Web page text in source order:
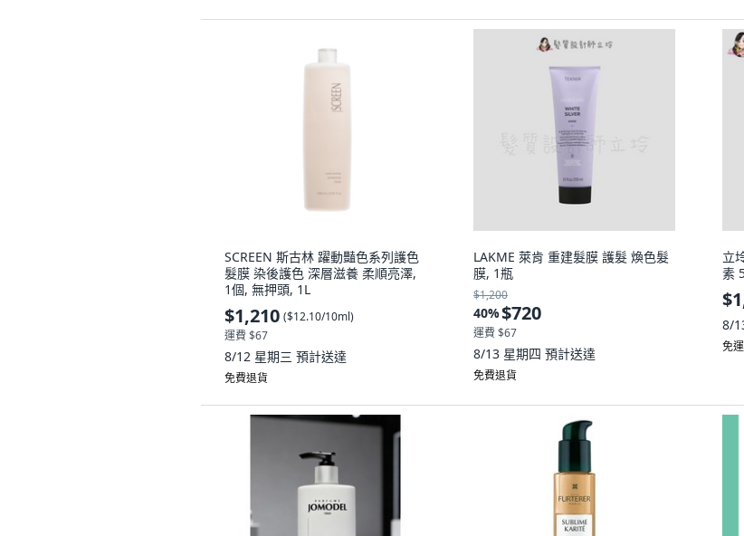
SCREEN 斯古林 躍動豔色系列護色
髮膜 染後護色 深層滋養 柔順亮澤,
1個, 無押頭, 1L
$1,210 ($12.10/10ml)
運費 $67
8/12 星期三 預計送達
免費退貨
LAKME 萊肯 重建髮膜 護髮 煥色髮
膜, 1瓶
$1,200
40%$720
運費 $67
8/13 星期四 預計送達
免費退貨
立
素
8/
免